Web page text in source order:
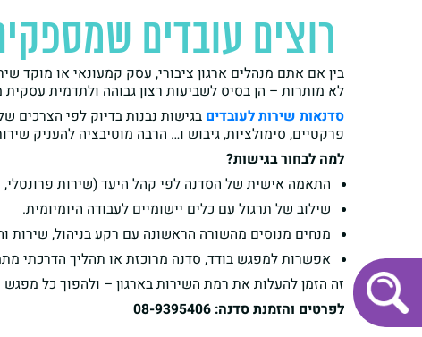
רוצים עובדים
בין אם אתם מנהלים ארגון ציבורי, עסק קמעונאי או מוקד
לא מותרות – הן בסיס לשביעות רצון גבוהה ולתדמית
סדנאות שירות לעובדים בגישות נבנות בדיוק לפי הצרכים
פרקטיים, סימולציות, גיבוש ו… הרבה מוטיבציה להעניק
למה לבחור בגישות?
התאמה אישית של הסדנה לפי קהל היעד (שירות פרונטלי,
שילוב של תרגול עם כלים יישומיים לעבודה היומיומית.
מנחים מנוסים מהשורה הראשונה עם רקע בניהול, שירות
אפשרות למפגש בודד, סדנה מרוכזת או תהליך הדרכתי
זה הזמן להעלות את רמת השירות בארגון – ולהפוך כל מפגש
לפרטים והזמנת סדנה: 08-9395406